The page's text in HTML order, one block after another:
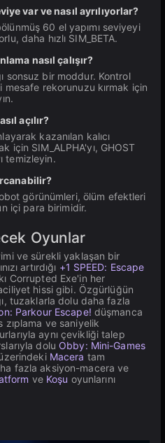
var ve nasıl ayrılıyorlar?
60 el yapımı seviyeyi
daha hızlı SIM_BETA.
nasıl çalışır?
sonsuz bir moddur. Kontrol
mesafe rekorunuzu kırmak için
açılır?
kazanılan kalıcı
için SIM_ALPHA'yı, GHOST
temizleyin.
görünümleri, ölüm efektleri
içi para birimidir.
Oyunlar
ve sürekli yaklaşan bir
artırdığı +1 SPEED: Escape
Corrupted Exe'in her
hissi gibi. Özgürlüğün
tuzaklarla dolu daha fazla
Parkour Escape! düşmanca
zıplama ve saniyelik
aynı çevikliği talep
dolu Obby: Mini-Games
Macera tam
fazla aksiyon-macera ve
ve Koşu oyunlarını